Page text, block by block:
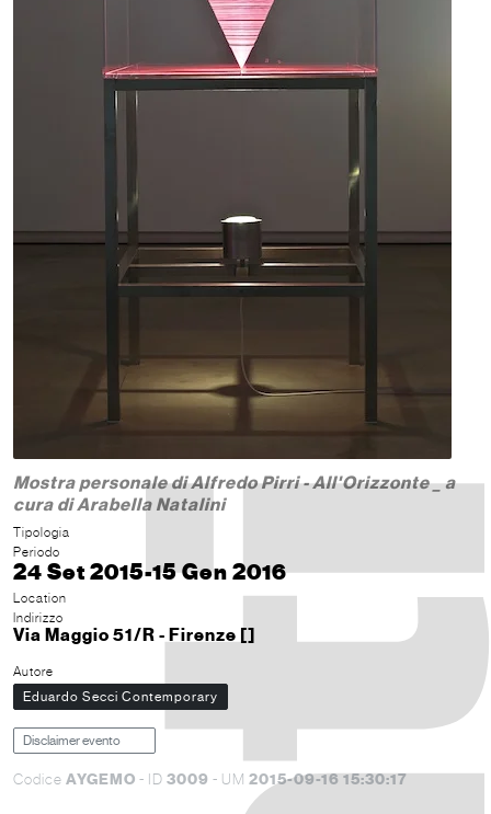
Mostra personale di Alfredo Pirri - All'Orizzonte _ a
cura di Arabella Natalini
Tipologia
Periodo
24 Set 2015-15 Gen 2016
Location
Indirizzo
Via Maggio 51/R - Firenze []
Autore
Eduardo Secci Contemporary
Disclaimer evento
Codice AYGEMO - ID 3009 - UM 2015-09-16 15:30:17